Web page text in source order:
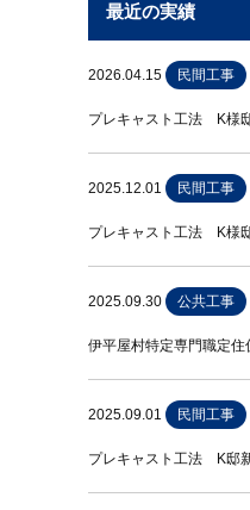
最近の実績
2026.04.15 民間工事
プレキャスト工法 K様
2025.12.01 民間工事
プレキャスト工法 K様
2025.09.30 公共工事
伊平屋村特定専門職定
2025.09.01 民間工事
プレキャスト工法 K